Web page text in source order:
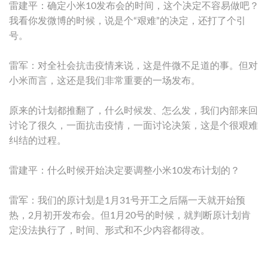
雷建平：确定小米10发布会的时间，这个决定不容易做吧？
我看你发微博的时候，说是个“艰难”的决定，还打了个引
号。
雷军：对全社会抗击疫情来说，这是件微不足道的事。但对
小米而言，这还是我们非常重要的一场发布。
原来的计划都推翻了，什么时候发、怎么发，我们内部来回
讨论了很久，一面抗击疫情，一面讨论决策，这是个很艰难
纠结的过程。
雷建平：什么时候开始决定要调整小米10发布计划的？
雷军：我们的原计划是1月31号开工之后隔一天就开始预
热，2月初开发布会。但1月20号的时候，就判断原计划肯
定没法执行了，时间、形式和不少内容都得改。